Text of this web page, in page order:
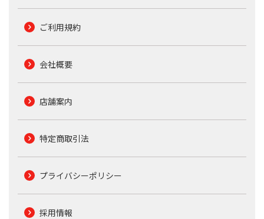
ご利用規約
会社概要
店舗案内
特定商取引法
プライバシーポリシー
採用情報